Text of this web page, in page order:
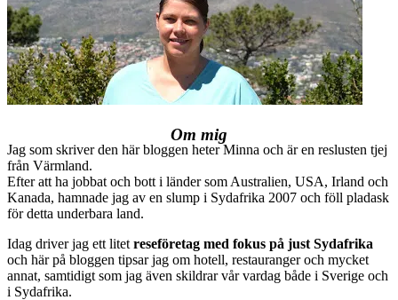
Om mig
Jag som skriver den här bloggen heter Minna och är en reslusten tjej
från Värmland.
Efter att ha jobbat och bott i länder som Australien, USA, Irland och
Kanada, hamnade jag av en slump i Sydafrika 2007 och föll pladask
för detta underbara land.
Idag driver jag ett litet reseföretag med fokus på just Sydafrika
och här på bloggen tipsar jag om hotell, restauranger och mycket
annat, samtidigt som jag även skildrar vår vardag både i Sverige och
i Sydafrika.